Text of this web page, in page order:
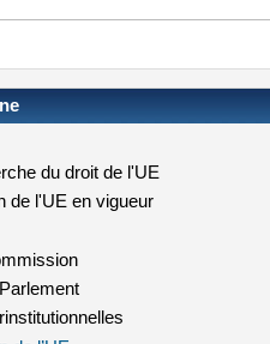
du droit de l'UE
de l'UE en vigueur
externe)
est externe)